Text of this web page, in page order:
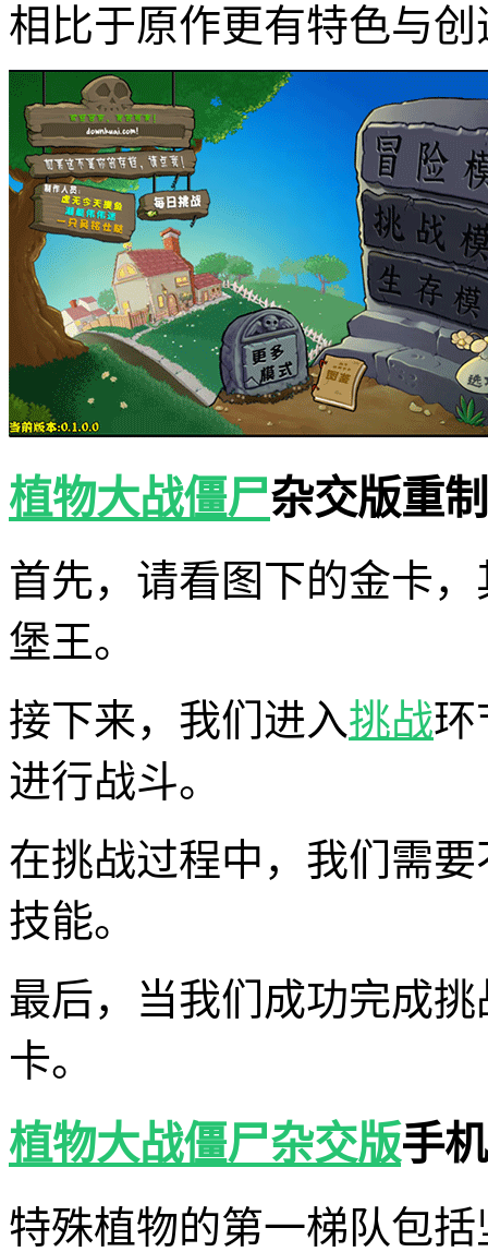
相比于原作更有特色与
植物大战僵尸杂交版重
首先，请看图下的金卡
堡王。
接下来，我们进入挑战环
进行战斗。
在挑战过程中，我们需
技能。
最后，当我们成功完成
卡。
植物大战僵尸杂交版手
特殊植物的第一梯队包